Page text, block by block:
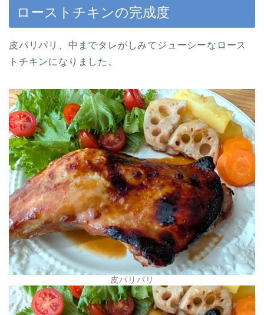
ローストチキンの完成度
皮パリパリ、中までタレがしみてジューシーなロース
トチキンになりました。
皮パリパリ